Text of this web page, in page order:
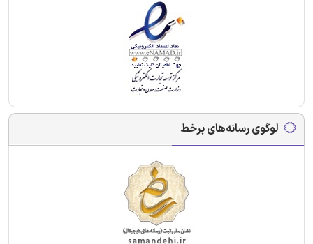
لوگوی رسانه‌های برخط